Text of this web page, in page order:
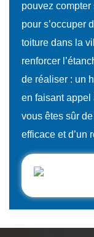
pouvez
pour s’occuper
toiture dans la
renforcer
de réaliser : un
en faisant appel
vous êtes sûr
efficace et d’un